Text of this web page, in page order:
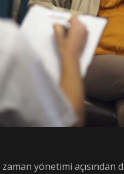
yönetimi açısından